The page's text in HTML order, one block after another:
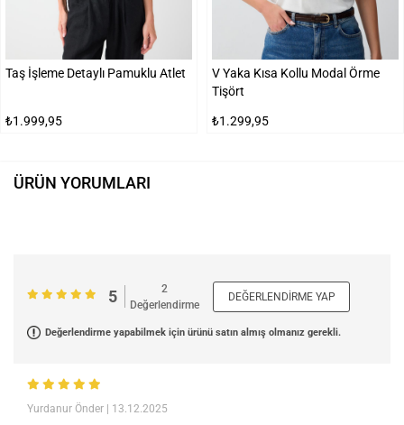
Taş İşleme Detaylı Pamuklu Atlet
₺1.999,95
V Yaka Kısa Kollu Modal Örme
Tişört
₺1.299,95
ÜRÜN YORUMLARI
5
2
Değerlendirme
DEĞERLENDIRME YAP
Değerlendirme yapabilmek için ürünü satın almış olmanız gerekli.
Yurdanur Önder | 13.12.2025